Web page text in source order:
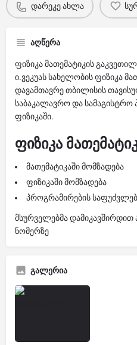
დარეკე ახლა
აღწერა
ფიზიკა მათემატიკის
ი.ვეკუას სახელობის ფიზიკა
დავამთავრე თბილისის
საბაკალავრო და
ფიზიკაში.
ფიზიკა
მათემატიკაში მომზადება
ფიზიკაში მომზადება
პროგრამირების
მსურველებმა
ნომერზე
გალერია